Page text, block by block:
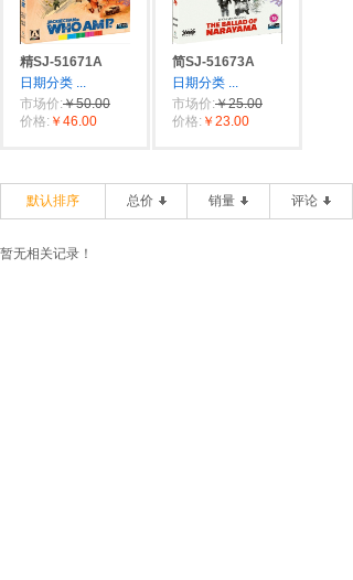
精SJ-51671A
日期分类 ...
市场价:￥50.00
价格: ￥46.00
简SJ-51673A
日期分类 ...
市场价:￥25.00
价格: ￥23.00
默认排序 总价 销量 评论
暂无相关记录！